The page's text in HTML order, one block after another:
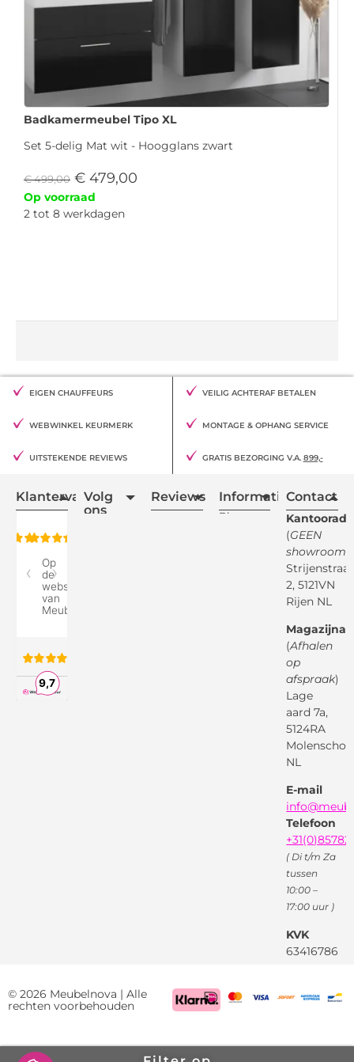
Badkamermeubel Tipo XL
Set 5-delig Mat wit - Hoogglans zwart
€499,00 € 479,00
Op voorraad
2 tot 8 werkdagen
EIGEN CHAUFFEURS VEILIG ACHTERAF BETALEN
WEBWINKEL KEURMERK MONTAGE & OPHANG SERVICE
UITSTEKENDE REVIEWS GRATIS BEZORGING V.A. 899,-
Klantervaring
Volg
ons
Reviews Informatie
Blogs
Retourvoorwaarden
Betaalmethodes
Montageservice
Garantievoorwaarden
Privacybeleid
Contact
(GEEN
showroom
Strijenstraat
2, 5121VN
Rijen NL
(Afhalen
op
afspraak)
Lage
aard 7a,
5124RA
Molenschot
NL
E-mail
Telefoon
( Di t/m Za
tussen
10:00 –
17:00 uur )
KVK
63416786
© 2026 Meubelnova | Alle
rechten voorbehouden